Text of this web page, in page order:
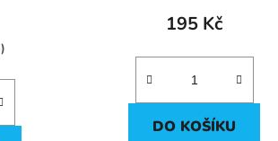
195 Kč
DO KOŠÍKU